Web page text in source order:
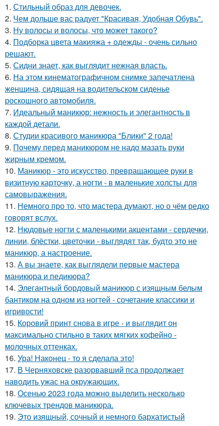
1. Стильный образ для девочек.
2. Чем дольше вас радует "Красивая, Удобная Обувь".
3. Ну волосы и волосы, что может такого?
4. Подборка цвета макияжа + одежды - очень сильно
решают.
5. Сидни знает, как выглядит нежная власть.
6. На этом кинематографичном снимке запечатлена
женщина, сидящая на водительском сиденье
роскошного автомобиля.
7. Идеальный маникюр: нежность и элегантность в
каждой детали.
8. Студии красивого маникюра "Блики" 2 года!
9. Почему перед маникюром не надо мазать руки
жирным кремом.
10. Маникюр - это искусство, превращающее руки в
визитную карточку, а ногти - в маленькие холсты для
самовыражения.
11. Немного про то, что мастера думают, но о чём редко
говорят вслух.
12. Нюдовые ногти с маленькими акцентами - сердечки,
линии, блёстки, цветочки - выглядят так, будто это не
маникюр, а настроение.
13. А вы знаете, как выглядели первые мастера
маникюра и педикюра?
14. Элегантный бордовый маникюр с изящным белым
бантиком на одном из ногтей - сочетание классики и
игривости!
15. Коровий принт снова в игре - и выглядит он
максимально стильно в таких мягких кофейно -
молочных оттенках.
16. Ура! Наконец - то я сделала это!
17. В Черняховске разорвавший пса продолжает
наводить ужас на окружающих.
18. Осенью 2023 года можно выделить несколько
ключевых трендов маникюра.
19. Это изящный, сочный и немного бархатистый